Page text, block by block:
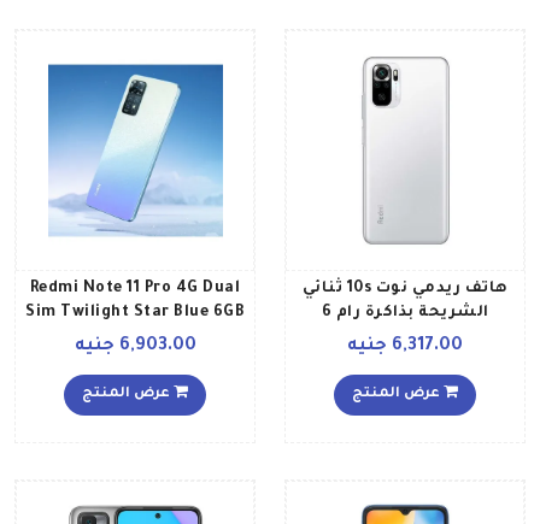
هاتف ريدمي نوت 10s ثنائي
الشريحة بذاكرة رام 6
LTE بلون أبيض بيبيل إصدار
6,317.00 جنيه
عرض المنتج
Redmi Note 11 Pro 4G Dual
Sim Twilight Star Blue 6GB
RAM 128GB Global version
6,903.00 جنيه
عرض المنتج